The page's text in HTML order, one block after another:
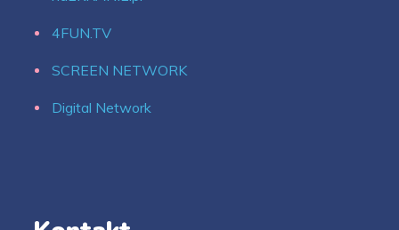
4FUN.TV
SCREEN NETWORK
Digital Network